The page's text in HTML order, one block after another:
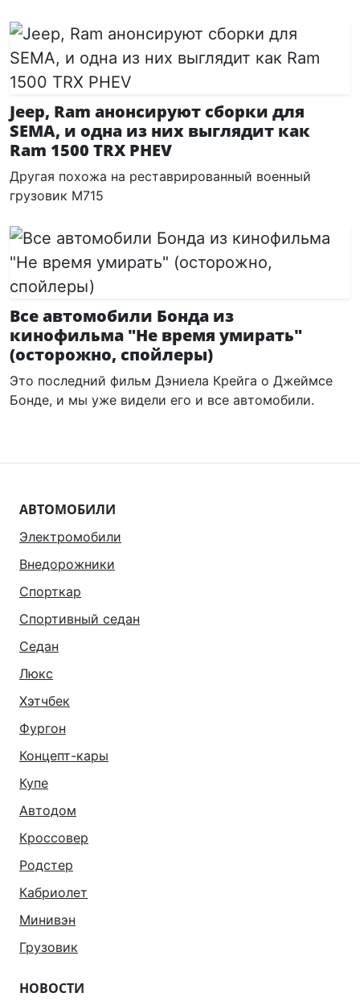
Jeep, Ram анонсируют сборки для
SEMA, и одна из них выглядит как
Ram 1500 TRX PHEV
Другая похожа на реставрированный военный
грузовик M715
Все автомобили Бонда из
кинофильма "Не время умирать"
(осторожно, спойлеры)
Это последний фильм Дэниела Крейга о Джеймсе
Бонде, и мы уже видели его и все автомобили.
АВТОМОБИЛИ
Электромобили
Внедорожники
Спорткар
Спортивный седан
Седан
Люкс
Хэтчбек
Фургон
Концепт-кары
Купе
Автодом
Кроссовер
Родстер
Кабриолет
Минивэн
Грузовик
НОВОСТИ